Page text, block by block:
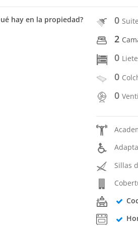
hay en la propiedad? 0
2
0
0
0
Sillas